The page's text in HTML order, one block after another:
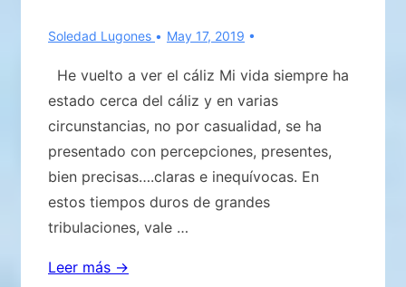
Soledad Lugones May 17, 2019
He vuelto a ver el cáliz Mi vida siempre ha
estado cerca del cáliz y en varias
circunstancias, no por casualidad, se ha
presentado con percepciones, presentes,
bien precisas….claras e inequívocas. En
estos tiempos duros de grandes
tribulaciones, vale …
HE
Leer más →